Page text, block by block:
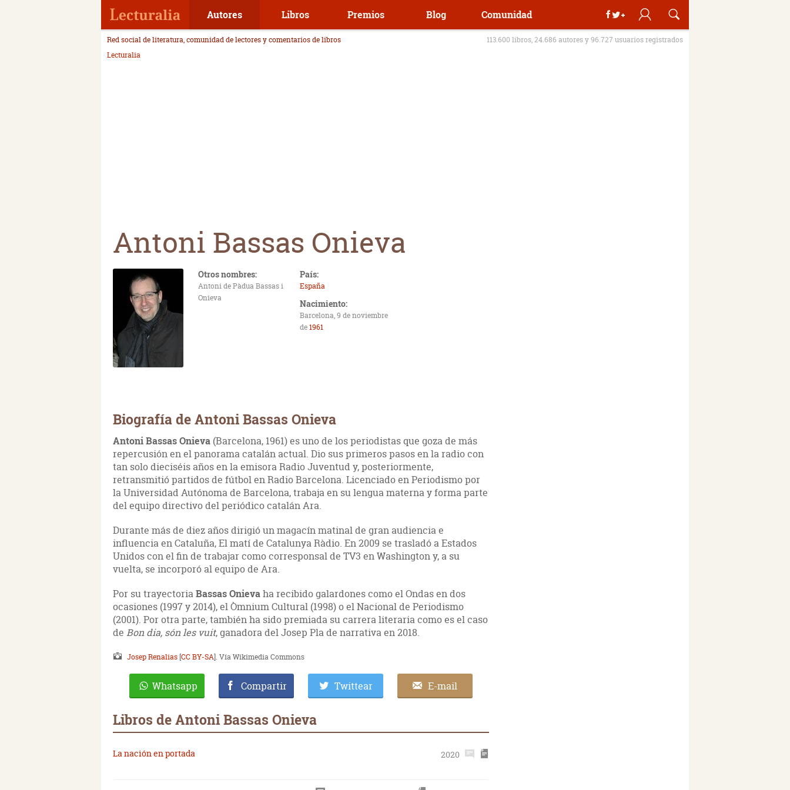
Autores Libros Premios Blog Comunidad
Red social de literatura, comunidad de lectores y comentarios de libros
113.600 libros, 24.686 autores y 96.727 usuarios registrados
Lecturalia
Antoni Bassas Onieva
Otros nombres:
Antoni de Pàdua Bassas i
Onieva
País:
España
Nacimiento:
Barcelona, 9 de noviembre
de1961
Biografía de Antoni Bassas Onieva
Antoni Bassas Onieva (Barcelona, 1961) es uno de los periodistas que goza de más
repercusión en el panorama catalán actual. Dio sus primeros pasos en la radio con
tan solo dieciséis años en la emisora Radio Juventud y, posteriormente,
retransmitió partidos de fútbol en Radio Barcelona. Licenciado en Periodismo por
la Universidad Autónoma de Barcelona, trabaja en su lengua materna y forma parte
del equipo directivo del periódico catalán Ara.
Durante más de diez años dirigió un magacín matinal de gran audiencia e
influencia en Cataluña, El matí de Catalunya Ràdio. En 2009 se trasladó a Estados
Unidos con el fin de trabajar como corresponsal de TV3 en Washington y, a su
vuelta, se incorporó al equipo de Ara.
Por su trayectoriaBassas Onievaha recibido galardones como el Ondas en dos
ocasiones (1997 y 2014), el Òmnium Cultural (1998) o el Nacional de Periodismo
(2001). Por otra parte, también ha sido premiada su carrera literaria como es el caso
de Bon dia, són les vuit, ganadora del Josep Pla de narrativa en 2018.
Josep Renalias [CC BY-SA]. Vía Wikimedia Commons
Whatsapp Compartir Twittear E-mail
Libros de Antoni Bassas Onieva
La nación en portada 2020